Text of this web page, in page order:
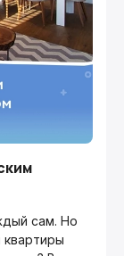
сам. Но
квартиры